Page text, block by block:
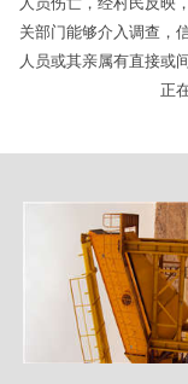
关部门能够介入调查，
人员或其亲属有直接或
正